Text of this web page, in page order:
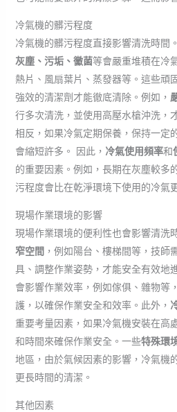
冷氣機的髒污程度
冷氣機的髒污程度直接影響清洗時間
灰塵、污垢、黴菌等會嚴重堆積在冷
熱片、風扇葉片、蒸發器等。這些頑
強效的清潔劑才能徹底清除。例如，
行多次清洗，並使用高壓水槍沖洗，
相反，如果冷氣定期保養，保持一定
會縮短許多。 因此， 冷氣使用頻率和
的重要因素。例如，長期在灰塵較多
污程度會比在乾淨環境下使用的冷氣
現場作業環境的影響
現場作業環境的便利性也會影響清洗
窄空間 ，例如陽台、樓梯間等，技師
具、調整作業姿勢，才能安全有效地
會影響作業效率，例如傢俱、雜物等
護，以確保作業安全和效率。此外，
重要考量因素，如果冷氣機安裝在高
和時間來確保作業安全。一些特殊環
地區，由於氣候因素的影響，冷氣機
更長時間的清潔。
其他因素